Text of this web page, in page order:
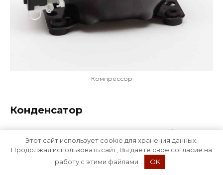
Компрессор
Конденсатор
Эта деталь чаще всего выполняется в форме
змеевика и располагается на задней стенке
устройства снаружи. Конденсатор отвечает за
Этот сайт использует cookie для хранения данных.
Продолжая использовать сайт, Вы даете свое согласие на
работу с этими файлами.
OK